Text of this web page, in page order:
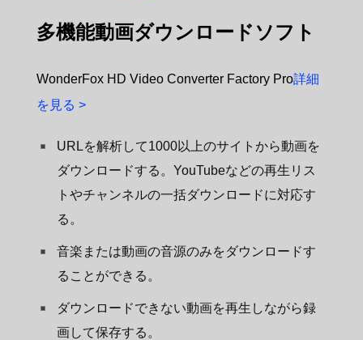
多機能動画ダウンロードソフト
WonderFox HD Video Converter Factory Pro詳細
を見る >
URLを解析して1000以上のサイトから動画を
ダウンロードする。YouTubeなどの再生リス
トやチャンネルの一括ダウンロードに対応す
る。
音楽または動画の音源のみをダウンロードす
ることができる。
ダウンロードできない動画を再生しながら録
画して保存する。